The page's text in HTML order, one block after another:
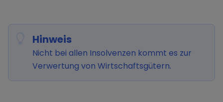
Hinweis
Nicht bei allen Insolvenzen kommt es zur
Verwertung von Wirtschaftsgütern.